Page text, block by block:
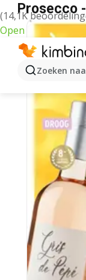
(14,1K
Open
Zoeken
Prosecco